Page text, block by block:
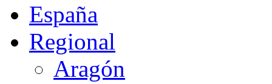
España
Regional
Aragón